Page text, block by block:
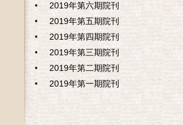
• 2019年第六期院刊
• 2019年第五期院刊
• 2019年第四期院刊
• 2019年第三期院刊
• 2019年第二期院刊
• 2019年第一期院刊